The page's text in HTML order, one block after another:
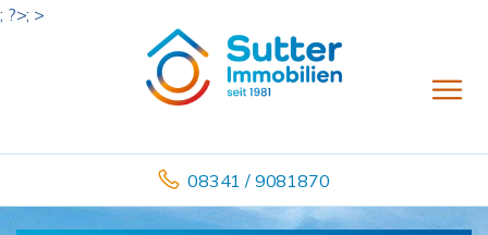
; ?>; >
08341 / 9081870